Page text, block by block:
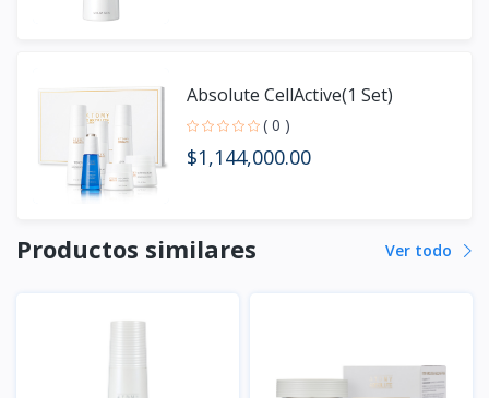
Absolute CellActive(1 Set)
( 0 )
$1,144,000.00
Productos similares Ver todo